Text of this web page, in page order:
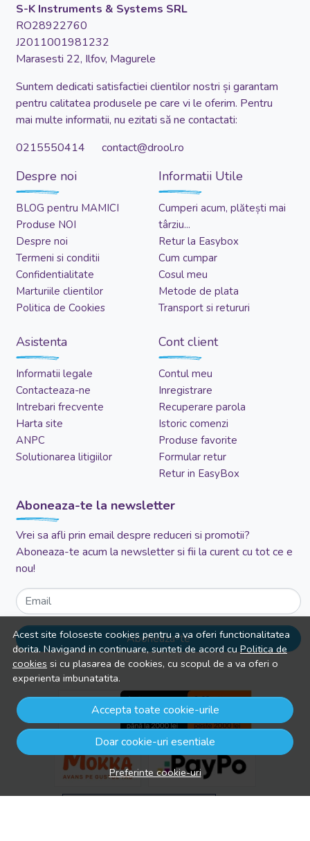
Acest site foloseste cookies pentru a va oferi functionalitatea
dorita. Navigand in continuare, sunteti de acord cuPolitica de
cookies si cu plasarea de cookies, cu scopul de a va oferi o
experienta imbunatatita.
Accepta toate cookie-urile
Doar cookie-uri esentiale
Preferinte cookie-uri
S-K Instruments & Systems SRL
RO28922760
J2011001981232
Marasesti 22, Ilfov, Magurele
Suntem dedicati satisfactiei clientilor nostri și garantam
pentru calitatea produsele pe care vi le oferim. Pentru
mai multe informatii, nu ezitati să ne contactati:
0215550414 contact@drool.ro
Despre noi
BLOG pentru MAMICI
Produse NOI
Despre noi
Termeni si conditii
Confidentialitate
Marturiile clientilor
Politica de Cookies
Informatii Utile
Cumperi acum, plătești mai
târziu...
Retur la Easybox
Cum cumpar
Cosul meu
Metode de plata
Transport si retururi
Asistenta
Informatii legale
Contacteaza-ne
Intrebari frecvente
Harta site
ANPC
Solutionarea litigiilor
Cont client
Contul meu
Inregistrare
Recuperare parola
Istoric comenzi
Produse favorite
Formular retur
Retur in EasyBox
Aboneaza-te la newsletter
Vrei sa afli prin email despre reduceri si promotii?
Aboneaza-te acum la newsletter si fii la curent cu tot ce e
nou!
Email
Aboneaza-te